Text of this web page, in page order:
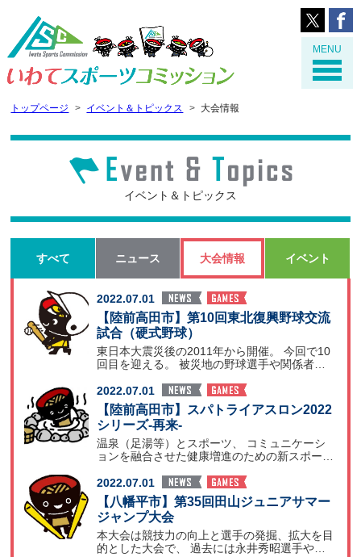
MENU
トップページ イベント＆トピックス 大会情報
イベント＆トピックス
すべて ニュース 大会情報 イベント
2022.07.01
【陸前高田市】第10回東北復興野球交流
試合（硬式野球）
東日本大震災後の2011年から開催。 今回で10
回目を迎える。 被災地の野球選手や関係者が
2022.07.01
【陸前高田市】スパトライアスロン2022
シリーズ-再来-
温泉（足湯等）とスポーツ、 コミュニケーシ
ョンを融合させた健康増進のための新スポー
2022.07.01
【八幡平市】第35回田山ジュニアサマー
ジャンプ大会
本大会は競技力の向上と選手の発掘、拡大を目
的とした大会で、 過去には永井秀昭選手や小